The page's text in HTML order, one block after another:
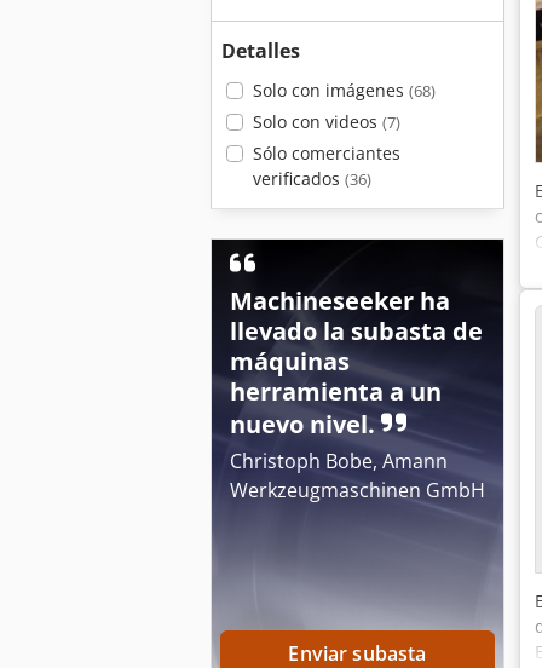
Detalles
Solo con imágenes (68)
Solo con videos (7)
Sólo comerciantes
verificados (36)
Machineseeker ha
llevado la subasta de
máquinas
herramienta a un
nuevo nivel.
Christoph Bobe, Amann
Werkzeugmaschinen GmbH
Enviar subasta